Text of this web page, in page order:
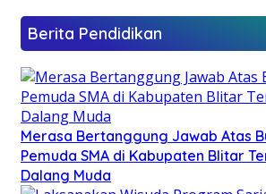
Berita Pendidikan
Merasa Bertanggung Jawab Atas
Pemuda SMA di Kabupaten Blitar
Dalang Muda